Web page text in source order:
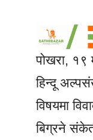
पोखरा, १९
हिन्दू
विषयमा
बिग्रने